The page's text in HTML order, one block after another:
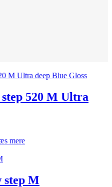
520 M Ultra
mere
step M